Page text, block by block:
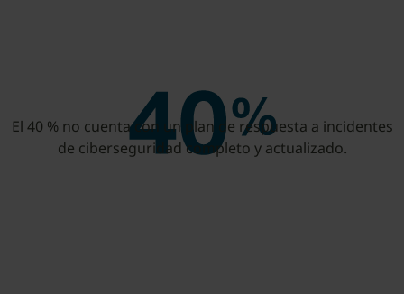
El 40 % no cuenta con un plan de respuesta a incidentes
de ciberseguridad completo y actualizado.